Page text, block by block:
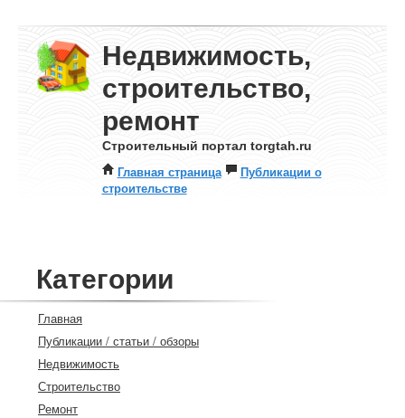
Недвижимость,
строительство,
ремонт
Строительный портал torgtah.ru
Главная страница
Публикации о
строительстве
Категории
Главная
Публикации / статьи / обзоры
Недвижимость
Строительство
Ремонт